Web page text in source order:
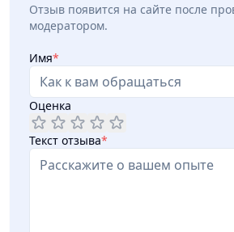
Отзыв появится на сайте после
модератором.
Имя*
Оценка
Текст отзыва*